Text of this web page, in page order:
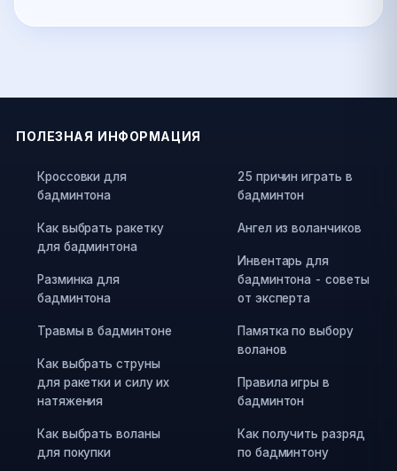
ПОЛЕЗНАЯ ИНФОРМАЦИЯ
Кроссовки для
бадминтона
Как выбрать ракетку
для бадминтона
Разминка для
бадминтона
Травмы в бадминтоне
Как выбрать струны
для ракетки и силу их
натяжения
Как выбрать воланы
для покупки
25 причин играть в
бадминтон
Ангел из воланчиков
Инвентарь для
бадминтона - советы
от эксперта
Памятка по выбору
воланов
Правила игры в
бадминтон
Как получить разряд
по бадминтону